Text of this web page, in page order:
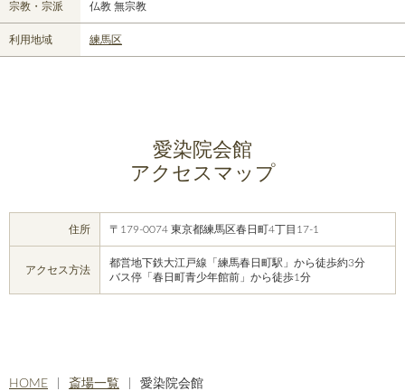
宗教・宗派 仏教 無宗教
利用地域 練馬区
愛染院会館
アクセスマップ
住所 〒179-0074 東京都練馬区春日町4丁目17-1
アクセス方法
都営地下鉄大江戸線「練馬春日町駅」から徒歩約3分
バス停「春日町青少年館前」から徒歩1分
HOME 斎場一覧 愛染院会館